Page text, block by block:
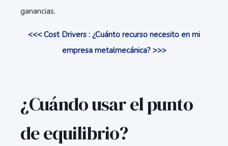
ganancias.
<<< Cost Drivers : ¿Cuánto recurso necesito en mi
empresa metalmecánica? >>>
¿Cuándo usar el punto
de equilibrio?